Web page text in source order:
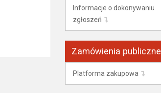
Informacje o dokonywaniu
zgłoszeń
Zamówienia publiczne
Platforma zakupowa